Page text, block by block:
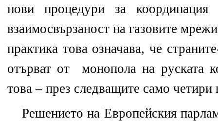
нови процедури за
взаимосвързаност на газовите
практика това означава, че
отърват от монопола на руската
това – през следващите само четири
Решението на Европейския